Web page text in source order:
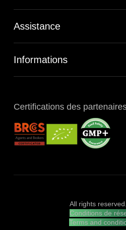
Assistance
Informations
Certifications des
All rights
Conditions de
Terms and